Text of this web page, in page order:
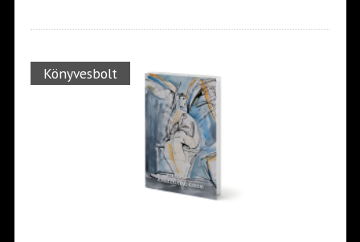
Könyvesbolt